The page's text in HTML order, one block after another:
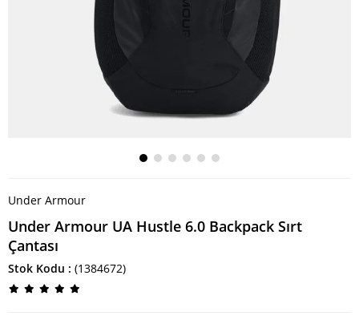
Under Armour
Under Armour UA Hustle 6.0 Backpack Sırt
Çantası
Stok Kodu (1384672)